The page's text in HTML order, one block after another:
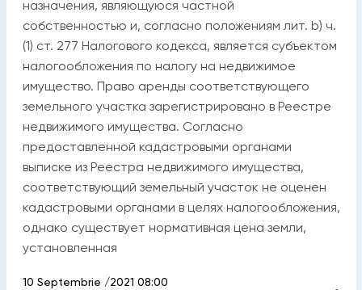
назначения, являющуюся частной
собственностью и, согласно положениям лит. b) ч.
(1) ст. 277 Налогового кодекса, является субъектом
налогообложения по налогу на недвижимое
имущество. Право аренды соответствующего
земельного участка зарегистрировано в Реестре
недвижимого имущества. Согласно
предоставленной кадастровыми органами
выписке из Реестра недвижимого имущества,
соответствующий земельный участок не оценен
кадастровыми органами в целях налогообложения,
однако существует нормативная цена земли,
установленная
10 Septembrie /2021 08:00